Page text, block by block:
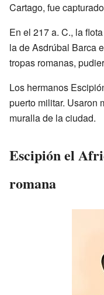
Cartago, fue
En el 217 a. C., la
la de Asdrúbal Barca
tropas romanas,
Los hermanos
puerto militar. Usaron
muralla de la ciudad.
Escipión el
romana